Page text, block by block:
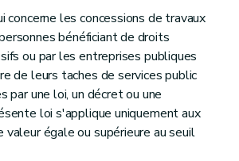
concerne les concessions de travaux
bénéficiant de droits
ou par les entreprises publiques
de leurs taches de services public
par une loi, un décret ou une
loi s'applique uniquement aux
valeur égale ou supérieure au seuil